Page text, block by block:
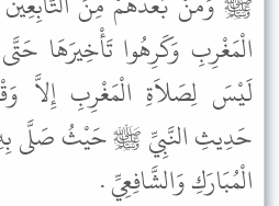
الْمَغْرِبِ وَكَرِهُوا تَأْخِيرَهَا
لَيْسَ لِصَلاَةِ الْمَغْرِبِ إِلاَّ
حَدِيثِ النَّبِيِّ ﷺ حَيْثُ صَلَّى
الْمُبَارَكِ وَالشَّافِعِيِّ .